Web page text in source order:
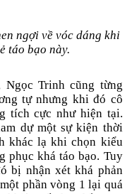
ngợi về vóc dáng khi
táo bạo này.
Trinh cũng từng
tự nhưng khi đó cô
tích cực như hiện tại.
dự một sự kiện thời
khác lạ khi chọn kiểu
phục khá táo bạo. Tuy
bị nhận xét khá phản
phần vòng 1 lại quá